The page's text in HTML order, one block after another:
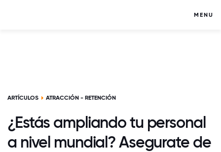
MENU
ARTÍCULOS ATRACCIÓN - RETENCIÓN
¿Estás ampliando tu personal
a nivel mundial? Asegurate de